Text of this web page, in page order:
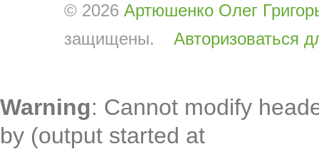
© 2026 Артюшенко Олег
защищены.
Авторизоваться
Warning: Cannot modify
by (output started at